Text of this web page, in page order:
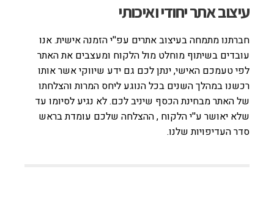
עיצוב אתר יחודי ואיכותי
חברתנו מתמחה בעיצוב אתרים עפ''י הזמנה אישית. אנו
עובדים בשיתוף מוחלט מול הלקוח ומעצבים את האתר
לפי טעמכם האישי, ינתן לכם גם ידע שיווקי אשר אותו
רכשנו במהלך השנים בכל הנוגע ליחס המרות והצלחתו
של האתר מבחינת הכסף שיניב לכם. לא נגיע לסיומו עד
שלא יאושר ע''י הלקוח , ההצלחה שלכם עומדת בראש
סדר העדיפויות שלנו.